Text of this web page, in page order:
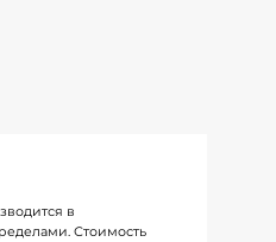
в
Стоимость